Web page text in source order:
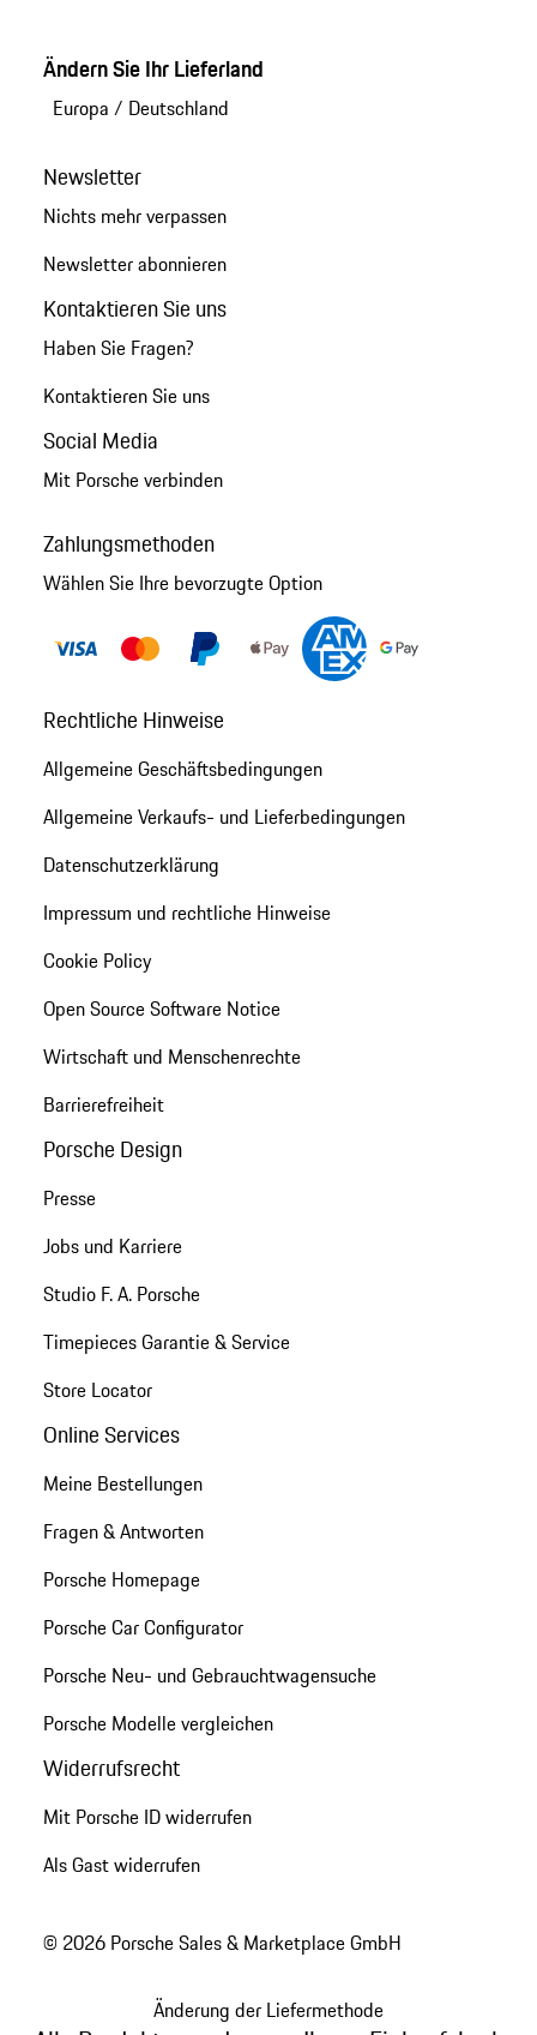
Ändern Sie Ihr Lieferland
Europa / Deutschland
Newsletter
Nichts mehr verpassen
Newsletter abonnieren
Kontaktieren Sie uns
Haben Sie Fragen?
Kontaktieren Sie uns
Social Media
Mit Porsche verbinden
Zahlungsmethoden
Wählen Sie Ihre bevorzugte Option
Rechtliche Hinweise
Allgemeine Geschäftsbedingungen
Allgemeine Verkaufs- und Lieferbedingungen
Datenschutzerklärung
Impressum und rechtliche Hinweise
Cookie Policy
Open Source Software Notice
Wirtschaft und Menschenrechte
Barrierefreiheit
Porsche Design
Presse
Jobs und Karriere
Studio F. A. Porsche
Timepieces Garantie & Service
Store Locator
Online Services
Meine Bestellungen
Fragen & Antworten
Porsche Homepage
Porsche Car Configurator
Porsche Neu- und Gebrauchtwagensuche
Porsche Modelle vergleichen
Widerrufsrecht
Mit Porsche ID widerrufen
Als Gast widerrufen
© 2026 Porsche Sales & Marketplace GmbH
Änderung der Liefermethode